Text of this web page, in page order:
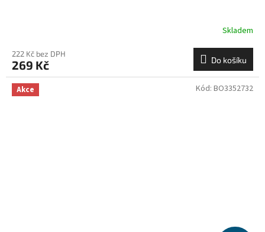
Skladem
222 Kč bez DPH
269 Kč Do košíku
Akce Kód: BO3352732